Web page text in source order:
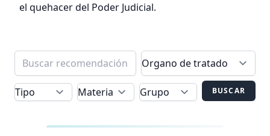
el quehacer del Poder Judicial.
BUSCAR